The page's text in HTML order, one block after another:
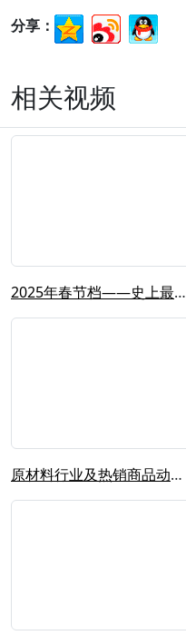
分享：
相关视频
2025年春节档——史上最强“开门红...
原材料行业及热销商品动态报告（202...